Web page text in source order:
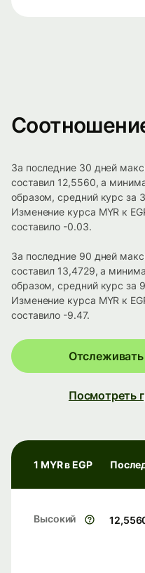
За последние 30 дней
составил 12,5560, а
образом, средний курс за
Изменение курса MYR к
составило -0.03.
За последние 90 дней
составил 13,4729, а
образом, средний курс за
Изменение курса MYR к
составило -9.47.
Посмотреть
1 MYR в EGP
Высокий